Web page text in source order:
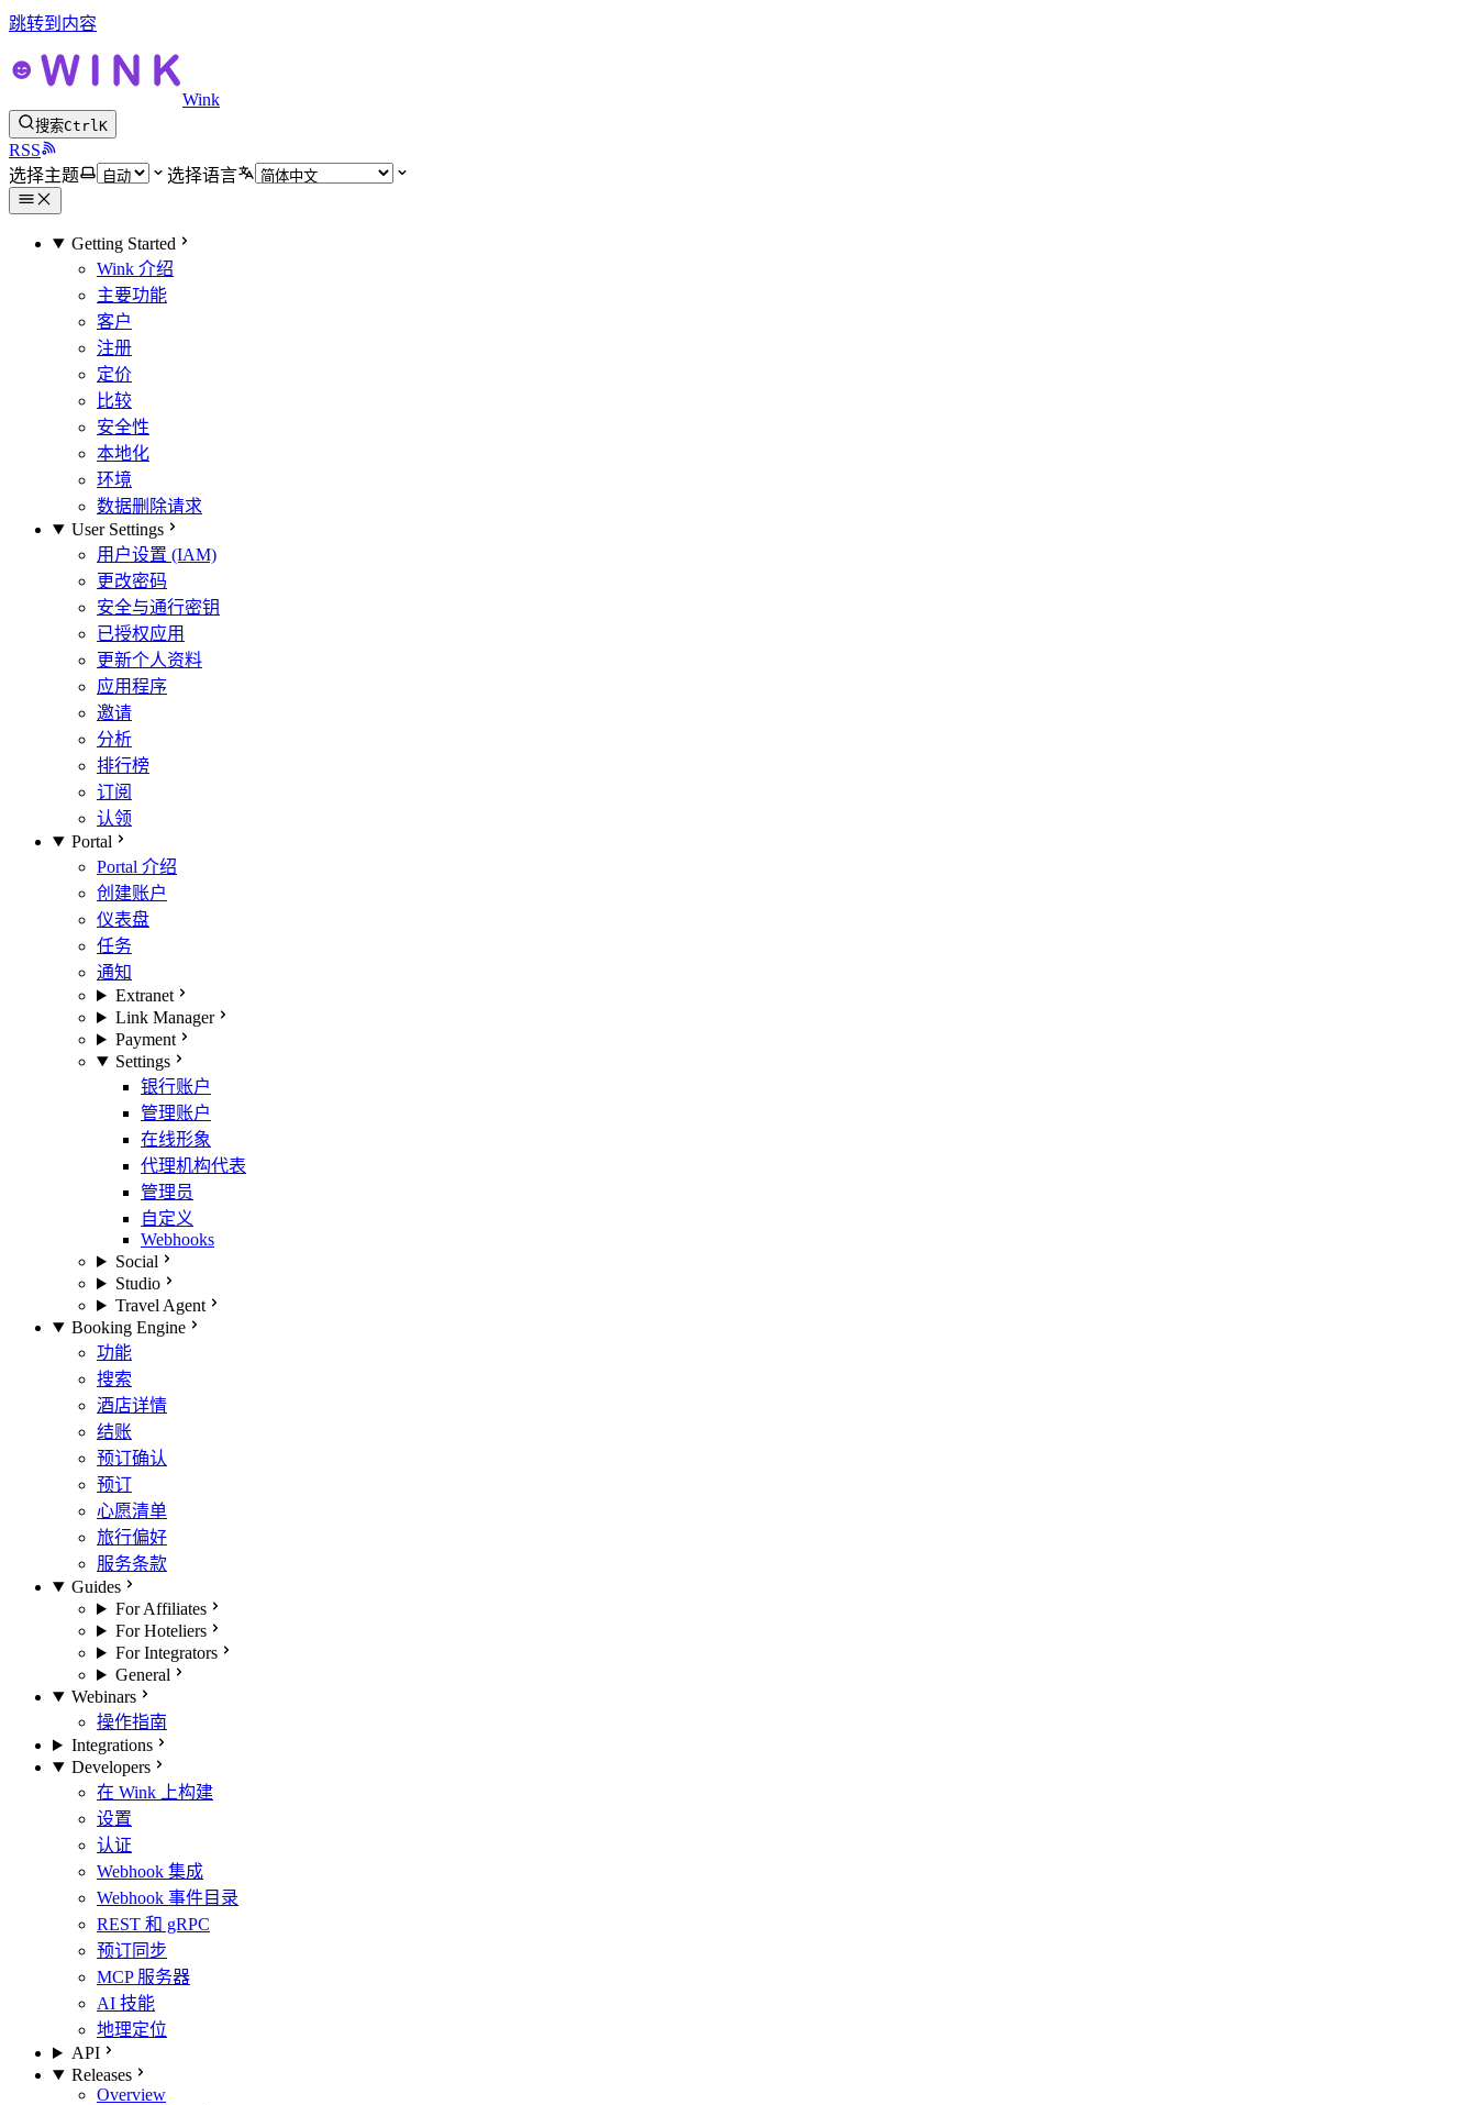
跳转到内容
Wink
搜索CtrlK
RSS
选择主题
选择语言
Getting Started
Wink 介绍
主要功能
客户
注册
定价
比较
安全性
本地化
环境
数据删除请求
User Settings
用户设置 (IAM)
更改密码
安全与通行密钥
已授权应用
更新个人资料
应用程序
邀请
分析
排行榜
订阅
认领
Portal
Portal 介绍
创建账户
仪表盘
任务
通知
Extranet
Link Manager
Payment
Settings
银行账户
管理账户
在线形象
代理机构代表
管理员
自定义
Webhooks
Social
Studio
Travel Agent
Booking Engine
功能
搜索
酒店详情
结账
预订确认
预订
心愿清单
旅行偏好
服务条款
Guides
For Affiliates
For Hoteliers
For Integrators
General
Webinars
操作指南
Integrations
Developers
在 Wink 上构建
设置
认证
Webhook 集成
Webhook 事件目录
REST 和 gRPC
预订同步
MCP 服务器
AI 技能
地理定位
API
Releases
Overview